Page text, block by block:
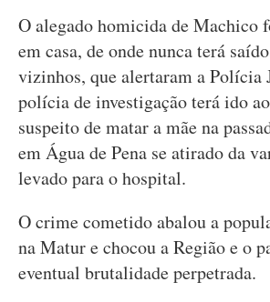
O alegado homicida de Machico
em casa, de onde nunca terá
vizinhos, que alertaram a
polícia de investigação terá ido
suspeito de matar a mãe na
em Água de Pena se atirado da
levado para o hospital.
O crime cometido abalou a
na Matur e chocou a Região e o
eventual brutalidade perpetrada.